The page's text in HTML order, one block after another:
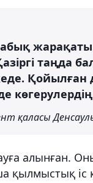
қаласы
алынған.
қылмыстық іс